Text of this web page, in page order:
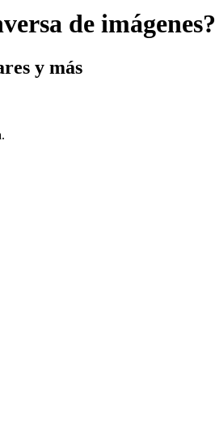
de imágenes?
y más